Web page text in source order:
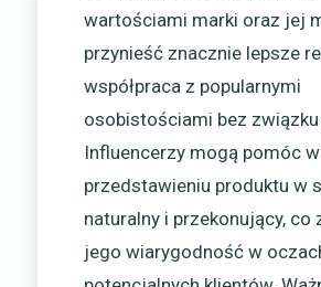
wartościami marki oraz jej
przynieść znacznie lepsze
współpraca z popularnymi
osobistościami bez związku
Influencerzy mogą pomóc w
przedstawieniu produktu w
naturalny i przekonujący, co
jego wiarygodność w